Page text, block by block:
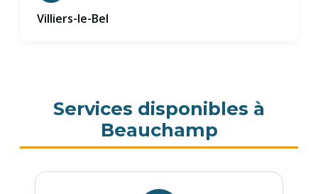
Villiers-le-Bel
Services disponibles à
Beauchamp